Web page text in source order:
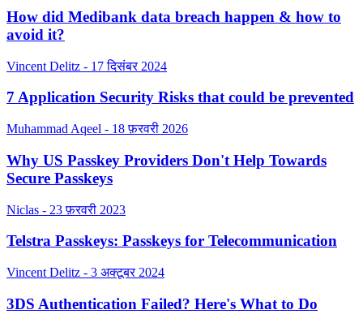
How did Medibank data breach happen & how to
avoid it?
Vincent Delitz - 17 दिसंबर 2024
7 Application Security Risks that could be prevented
Muhammad Aqeel - 18 फ़रवरी 2026
Why US Passkey Providers Don't Help Towards
Secure Passkeys
Niclas - 23 फ़रवरी 2023
Telstra Passkeys: Passkeys for Telecommunication
Vincent Delitz - 3 अक्टूबर 2024
3DS Authentication Failed? Here's What to Do